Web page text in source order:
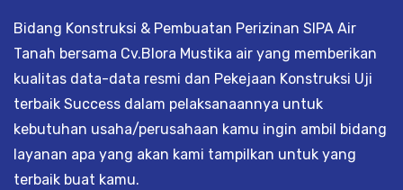
Bidang Konstruksi & Pembuatan Perizinan SIPA Air
Tanah bersama Cv.Blora Mustika air yang memberikan
kualitas data-data resmi dan Pekejaan Konstruksi Uji
terbaik Success dalam pelaksanaannya untuk
kebutuhan usaha/perusahaan kamu ingin ambil bidang
layanan apa yang akan kami tampilkan untuk yang
terbaik buat kamu.